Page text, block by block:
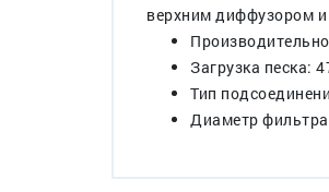
верхним диффузором
Загрузка песка:
Тип
Диаметр